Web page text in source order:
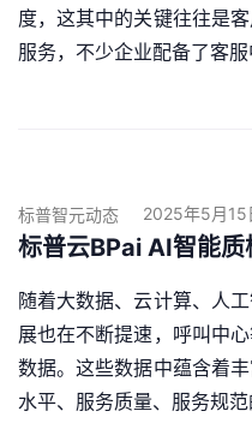
度，这其中的关键往往是
服务，不少企业配备了客
标普智元动态 2025年5月15
标普云BPai AI智能
随着大数据、云计算、人
展也在不断提速，呼叫中
数据。这些数据中蕴含着
水平、服务质量、服务规